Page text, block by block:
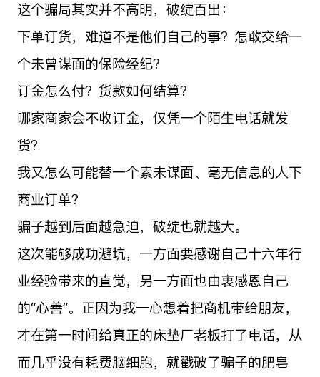
这个骗局其实并不高明，破绽百出：
下单订货，难道不是他们自己的事？怎敢交给一
个未曾谋面的保险经纪？
订金怎么付？货款如何结算？
哪家商家会不收订金，仅凭一个陌生电话就发
货？
我又怎么可能替一个素未谋面、毫无信息的人下
商业订单？
骗子越到后面越急迫，破绽也就越大。
这次能够成功避坑，一方面要感谢自己十六年行
业经验带来的直觉，另一方面也由衷感恩自己
的“心善”。正因为我一心想着把商机带给朋友，
才在第一时间给真正的床垫厂老板打了电话，从
而几乎没有耗费脑细胞，就戳破了骗子的肥皂